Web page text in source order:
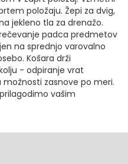
položaju. Žepi za dvig,
jekleno tla za drenažo.
padca predmetov
na sprednjo varovalno
Košara drži
- odpiranje vrat
možnosti zasnove po meri.
vašim